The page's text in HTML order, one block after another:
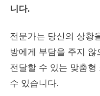
니다.
전문가는 당신의 상황
방에게 부담을 주지
전달할 수 있는 맞춤
수 있습니다.